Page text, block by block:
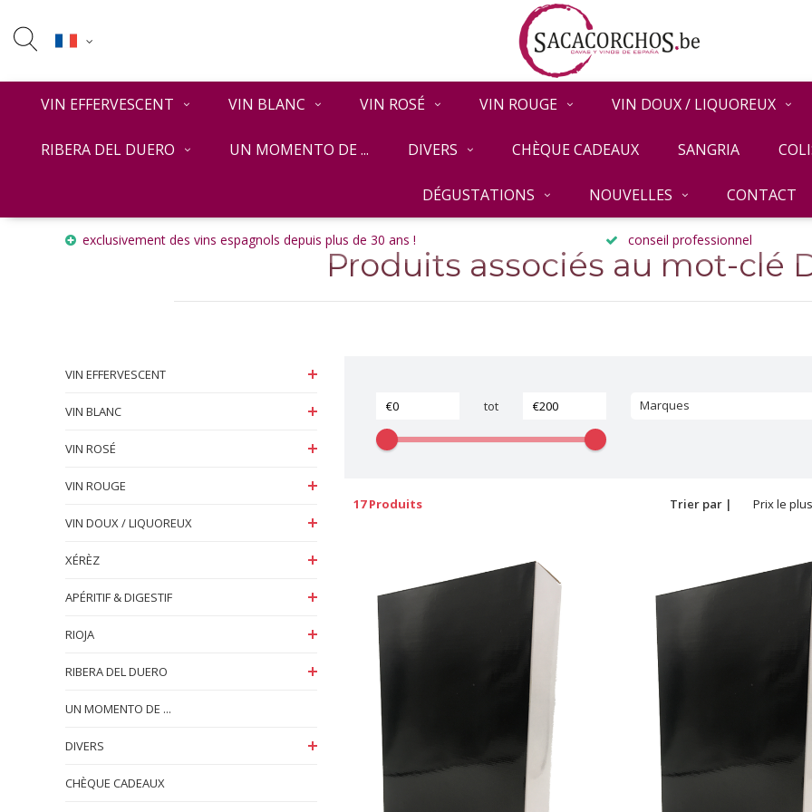
VIN EFFERVESCENT VIN BLANC VIN ROSÉ VIN ROUGE VIN DOUX / LIQUOREUX
RIBERA DEL DUERO UN MOMENTO DE ... DIVERS CHÈQUE CADEAUX SANGRIA
DÉGUSTATIONS NOUVELLES CONTACT
exclusivement des vins espagnols depuis plus de 30 ans ! conseil professionnel
Produits associés au mot-clé
VIN EFFERVESCENT
VIN BLANC
VIN ROSÉ
VIN ROUGE
VIN DOUX / LIQUOREUX
XÉRÈZ
APÉRITIF & DIGESTIF
RIOJA
RIBERA DEL DUERO
UN MOMENTO DE ...
DIVERS
CHÈQUE CADEAUX
tot Marques
17 Produits Trier par |
Prix le